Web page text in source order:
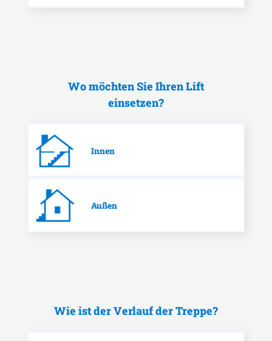
Wo möchten Sie Ihren Lift
einsetzen?
Innen
Außen
Wie ist der Verlauf der Treppe?